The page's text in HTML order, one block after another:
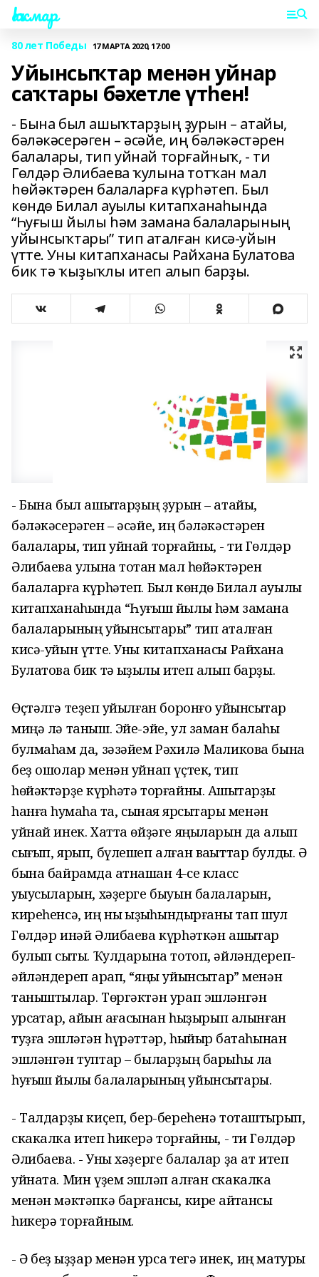
Һаҡмар
80 лет Победы 17 МАРТА 2020, 17:00
Уйынсыҡтар менән уйнар
саҡтары бәхетле үтһен!
- Бына был ашыҡтарҙың ҙурын – атайы,
бәләкәсерәген – әсәйе, иң бәләкәстәрен
балалары, тип уйнай торғайныҡ, - ти
Гөлдәр Әлибаева ҡулына тотҡан мал
һөйәктәрен балаларға күрһәтеп. Был
көндө Билал ауылы китапханаһында
“Һуғыш йылы һәм замана балаларының
уйынсыҡтары” тип аталған кисә-уйын
үтте. Уны китапханасы Райхана Булатова
бик тә ҡыҙыҡлы итеп алып барҙы.
-Бына был ашыҡтарҙың ҙурын – атайы,
бәләкәсерәген – әсәйе, иң бәләкәстәрен
балалары, тип уйнай торғайныҡ, - ти Гөлдәр
Әлибаева ҡулынатотҡанмал һөйәктәрен
балаларға күрһәтеп. Был көндө Билал ауылы
китапханаһында “Һуғыш йылы һәм замана
балаларының уйынсыҡтары” тип аталған
кисә-уйын үтте. Уны китапханасы Райхана
Булатова бик тә ҡыҙыҡлы итеп алып барҙы.
Өҫтәлгә теҙеп ҡуйылған боронғо уйынсыҡтар
миңә лә таныш. Эйе-эйе, ул заман балаһы
булмаһам да, зәзәйем Рәхилә Маликова бына
беҙ ошолар менән уйнап үҫтек, тип
һөйәктәрҙе күрһәтә торғайны. Ашыҡтарҙы
һанға һуҡмаһаҡ та, сынаяҡ ярсыҡтары менән
уйнай инек. Хатта өйҙәге яңыларын да алып
сығып, ярып, бүлешеп алған ваҡыттар булды. Ә
бына байрамда ҡатнашҡан 4-се класс
уҡыусыларын, хәҙерге быуын балаларын,
киреһенсә,иң ныҡ ҡыҙыҡһындырғанытапшул
Гөлдәр инәй Әлибаева күрһәткән ашыҡтар
булып сыҡты. Ҡулдарына тотоп, әйләндереп-
әйләндереп ҡарап, “яңы уйынсыҡтар” менән
таныштылар. Төргәктән урап эшләнгән
ҡурсаҡтар, ҡайын ағасынан һыҙырып алынған
туҙға эшләгән һүрәттәр, һыйыр баҡтаһынан
эшләнгән туптар – быларҙың барыһы ла
һуғыш йылы балаларының уйынсыҡтары.
- Талдарҙы киҫеп, бер-береһенә тоташтырып,
скакалка итеп һикерә торғайныҡ, - ти Гөлдәр
Әлибаева. - Уны хәҙерге балалар ҙа ат итеп
уйната. Мин үҙем эшләп алған скакалка
менән мәктәпкә барғансы, кире ҡайтҡансы
һикерә торғайным.
- Ә беҙ ҡыҙҙар менән ҡурсаҡ тегә инек, иң матуры